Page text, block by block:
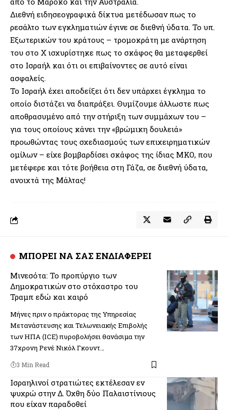
Διεθνή ειδησεογραφικά δίκτυα μετέδωσαν πως το
ρεσάλτο των εγκληματιών έγινε σε διεθνή ύδατα. Το υπ.
Εξωτερικών του κράτους – τρομοκράτη με ανάρτηση
του στο Χ ισχυρίστηκε πως το σκάφος θα μεταφερθεί
στο Ισραήλ και ότι οι επιβαίνοντες σε αυτό είναι
ασφαλείς.
Το Ισραήλ έχει αποδείξει ότι δεν υπάρχει έγκλημα το
οποίο διστάζει να διαπράξει. Θυμίζουμε άλλωστε πως
αποθρασυμένο από την στήριξη των συμμάχων του –
για τους οποίους κάνει την «βρώμικη δουλειά»
προωθώντας τους σχεδιασμούς των επιχειρηματικών
ομίλων – είχε βομβαρδίσει σκάφος της ίδιας ΜΚΟ, που
μετέφερε και τότε βοήθεια στη Γάζα, σε διεθνή ύδατα,
ανοιχτά της Μάλτας!
ΜΠΟΡΕΙ ΝΑ ΣΑΣ ΕΝΔΙΑΦΕΡΕΙ
Μινεσότα: Το προπύργιο των
Δημοκρατικών στο στόχαστρο του
Τραμπ εδώ και καιρό
Μήνες πριν ο πράκτορας της Υπηρεσίας
Μετανάστευσης και Τελωνειακής Επιβολής
των ΗΠΑ (ICE) πυροβολήσει θανάσιμα την
37χρονη Ρενέ Νικόλ Γκουντ…
3 Min Read
Ισραηλινοί στρατιώτες εκτέλεσαν εν
ψυχρώ στην Δ. Όχθη δύο Παλαιστίνιους
που είχαν παραδοθεί